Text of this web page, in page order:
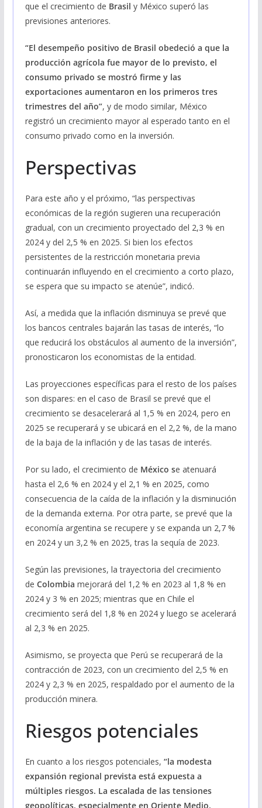
que el crecimiento de Brasil y México superó las
previsiones anteriores.
“El desempeño positivo de Brasil obedeció a que la
producción agrícola fue mayor de lo previsto, el
consumo privado se mostró firme y las
exportaciones aumentaron en los primeros tres
trimestres del año”, y de modo similar, México
registró un crecimiento mayor al esperado tanto en el
consumo privado como en la inversión.
Perspectivas
Para este año y el próximo, “las perspectivas
económicas de la región sugieren una recuperación
gradual, con un crecimiento proyectado del 2,3 % en
2024 y del 2,5 % en 2025. Si bien los efectos
persistentes de la restricción monetaria previa
continuarán influyendo en el crecimiento a corto plazo,
se espera que su impacto se atenúe”, indicó.
Así, a medida que la inflación disminuya se prevé que
los bancos centrales bajarán las tasas de interés, “lo
que reducirá los obstáculos al aumento de la inversión”,
pronosticaron los economistas de la entidad.
Las proyecciones específicas para el resto de los países
son dispares: en el caso de Brasil se prevé que el
crecimiento se desacelerará al 1,5 % en 2024, pero en
2025 se recuperará y se ubicará en el 2,2 %, de la mano
de la baja de la inflación y de las tasas de interés.
Por su lado, el crecimiento de México se atenuará
hasta el 2,6 % en 2024 y el 2,1 % en 2025, como
consecuencia de la caída de la inflación y la disminución
de la demanda externa. Por otra parte, se prevé que la
economía argentina se recupere y se expanda un 2,7 %
en 2024 y un 3,2 % en 2025, tras la sequía de 2023.
Según las previsiones, la trayectoria del crecimiento
de Colombia mejorará del 1,2 % en 2023 al 1,8 % en
2024 y 3 % en 2025; mientras que en Chile el
crecimiento será del 1,8 % en 2024 y luego se acelerará
al 2,3 % en 2025.
Asimismo, se proyecta que Perú se recuperará de la
contracción de 2023, con un crecimiento del 2,5 % en
2024 y 2,3 % en 2025, respaldado por el aumento de la
producción minera.
Riesgos potenciales
En cuanto a los riesgos potenciales, “la modesta
expansión regional prevista está expuesta a
múltiples riesgos. La escalada de las tensiones
geopolíticas, especialmente en Oriente Medio,